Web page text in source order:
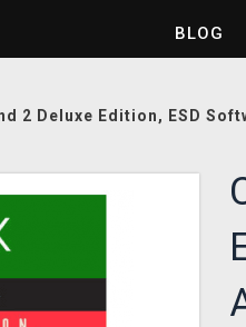
BLOG
2 Deluxe Edition, ESD